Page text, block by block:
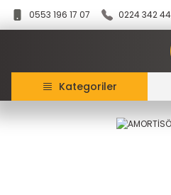
0553 196 17 07 0224 342
Kategoriler